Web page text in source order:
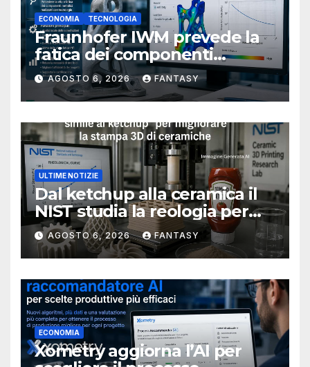
ECONOMIA TECNOLOGIA
Fraunhofer IWM prevede la
fatica dei componenti
metallici stampati in 3D
AGOSTO 6, 2026 FANTASY
ULTIME NOTIZIE
Dal ketchup alla ceramica il
NIST studia la reologia per
rendere più affidabile la
stampa 3D
AGOSTO 6, 2026 FANTASY
ECONOMIA
Xometry aggiorna l’AI per